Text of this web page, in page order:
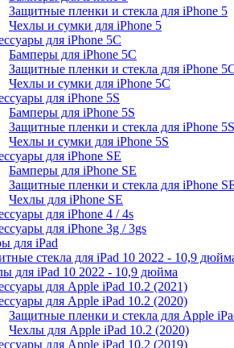
Защитные пленки и стекла для iPhone 5
Чехлы и сумки для iPhone 5
для iPhone 5C
Бамперы для iPhone 5C
Защитные пленки и стекла для iPhone
Чехлы и сумки для iPhone 5C
для iPhone 5S
Бамперы для iPhone 5S
Защитные пленки и стекла для iPhone 5S
Чехлы и сумки для iPhone 5S
для iPhone SE
Бамперы для iPhone SE
Защитные пленки и стекла для iPhone
Чехлы для iPhone SE
для iPhone 4 / 4s
для iPhone 3g / 3gs
для iPad
стекла для iPad 10 2022 - 10,9
для iPad 10 2022 - 10,9 дюйма
для Apple iPad 10.2 (2021)
для Apple iPad 10.2 (2020)
Защитные пленки и стекла для Apple
Чехлы для Apple iPad 10.2 (2020)
для Apple iPad 10.2 (2019)